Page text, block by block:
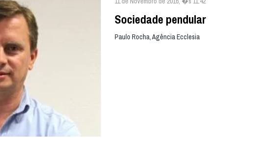
Sociedade pendular
Paulo Rocha, Agência Ecclesia